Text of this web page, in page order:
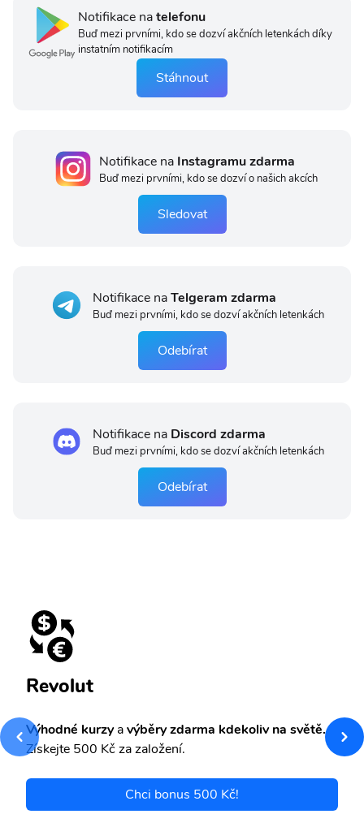
Notifikace natelefonu
Buď mezi prvními, kdo se dozví akčních letenkách díky
instatním notifikacím
Stáhnout
Notifikace na Instagramu zdarma
Buď mezi prvními, kdo se dozví o našich akcích
Sledovat
Notifikace naTelgeram zdarma
Buď mezi prvními, kdo se dozví akčních letenkách
Odebírat
Notifikace na Discord zdarma
Buď mezi prvními, kdo se dozví akčních letenkách
Odebírat
Revolut
Výhodné kurzyavýběry zdarma kdekoliv na světě.
Získejte 500 Kč za založení.
Chci bonus 500 Kč!